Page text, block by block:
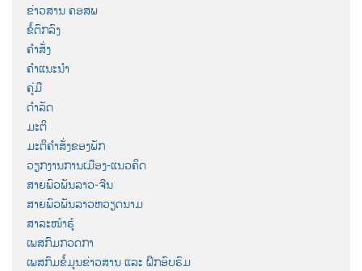
ຂ່າວສານ ຄອສພ
ຂໍ້ຕົກລົງ
ຄຳສັ່ງ
ຄຳແນະນຳ
ຄູ່ມື
ດຳລັດ
ມະຕິ
ມະຕິຄຳສັ່ງຂອງພັກ
ວຽກງານການເມືອງ-ແນວຄິດ
ສາຍພົວພັນລາວ-ຈີນ
ສາຍພົວພັນລາວຫວຽດນາມ
ສາລະໜ້າຮູ້
ເພສກົມກວດກາ
ເພສກົມຂໍ້ມູນຂ່າວສານ ແລະ ຝຶກອົບຮົມ